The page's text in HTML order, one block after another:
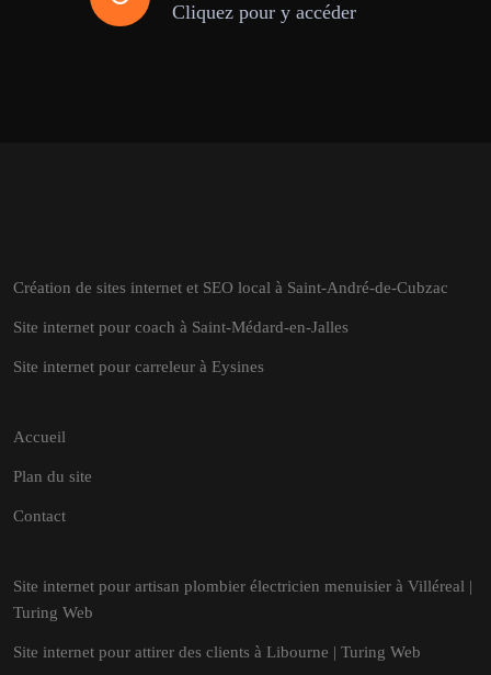
Cliquez pour y accéder
Création de sites internet et SEO local à Saint-André-de-Cubzac
Site internet pour coach à Saint-Médard-en-Jalles
Site internet pour carreleur à Eysines
Accueil
Plan du site
Contact
Site internet pour artisan plombier électricien menuisier à Villéreal |
Turing Web
Site internet pour attirer des clients à Libourne | Turing Web